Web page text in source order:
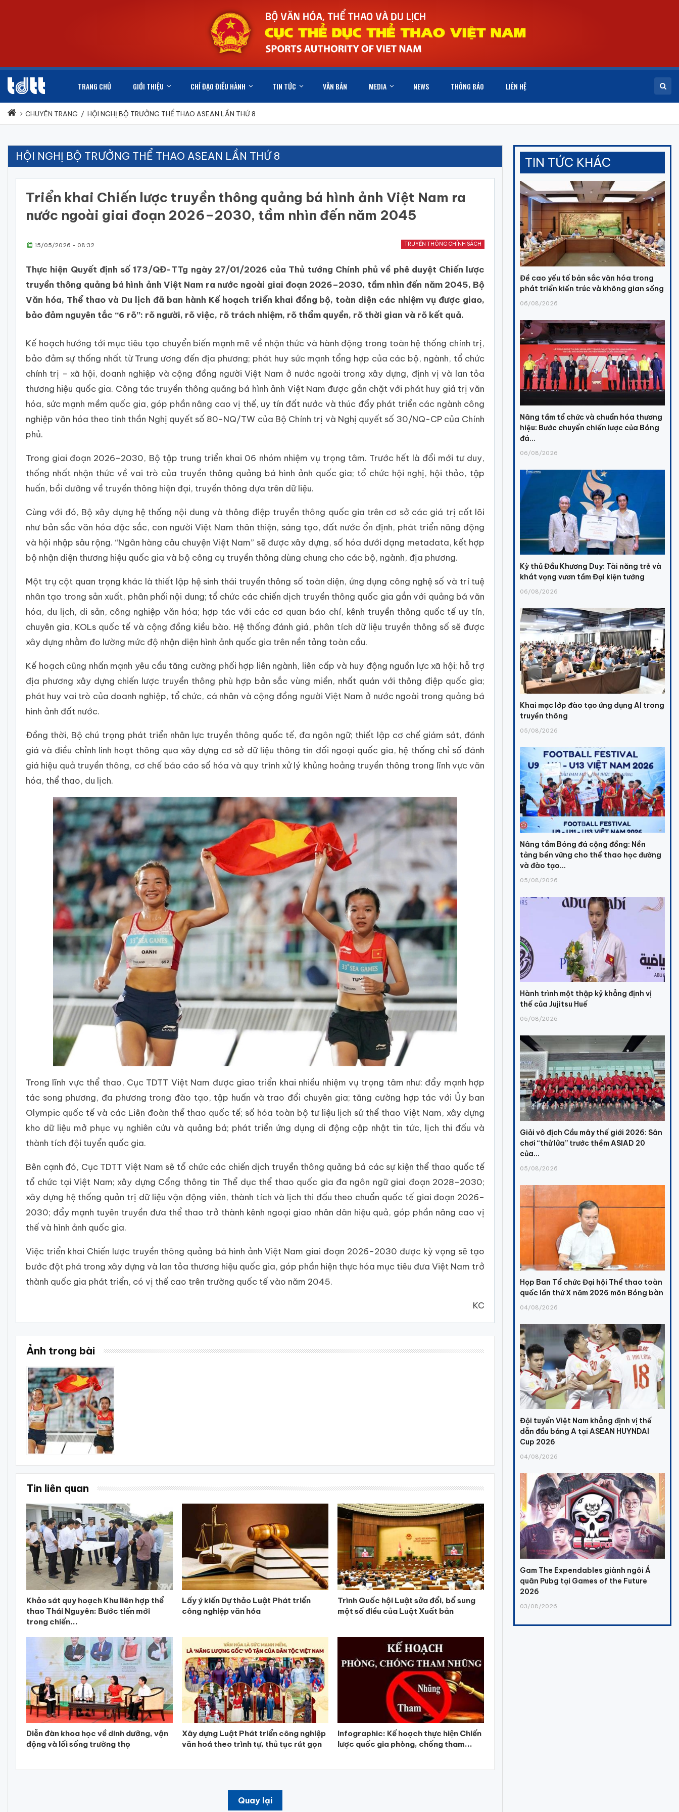
TRANG CHỦ GIỚI THIỆU CHỈ ĐẠO ĐIỀU HÀNH TIN TỨC VĂN BẢN MEDIA NEWS THÔNG BÁO LIÊN HỆ
CHUYÊN TRANG / HỘI NGHỊ BỘ TRƯỞNG THỂ THAO ASEAN LẦN THỨ 8
HỘI NGHỊ BỘ TRƯỞNG THỂ THAO ASEAN LẦN THỨ 8
Triển khai Chiến lược truyền thông quảng bá hình ảnh Việt Nam ra
nước ngoài giai đoạn 2026–2030, tầm nhìn đến năm 2045
TRUYỀN THÔNG CHÍNH SÁCH
15/05/2026 - 08:32
Thực hiện Quyết định số 173/QĐ-TTg ngày 27/01/2026 của Thủ tướng Chính phủ về phê duyệt Chiến lược
truyền thông quảng bá hình ảnh Việt Nam ra nước ngoài giai đoạn 2026–2030, tầm nhìn đến năm 2045, Bộ
Văn hóa, Thể thao và Du lịch đã ban hành Kế hoạch triển khai đồng bộ, toàn diện các nhiệm vụ được giao,
bảo đảm nguyên tắc “6 rõ”: rõ người, rõ việc, rõ trách nhiệm, rõ thẩm quyền, rõ thời gian và rõ kết quả.
Kế hoạch hướng tới mục tiêu tạo chuyển biến mạnh mẽ về nhận thức và hành động trong toàn hệ thống chính trị,
bảo đảm sự thống nhất từ Trung ương đến địa phương; phát huy sức mạnh tổng hợp của các bộ, ngành, tổ chức
chính trị – xã hội, doanh nghiệp và cộng đồng người Việt Nam ở nước ngoài trong xây dựng, định vị và lan tỏa
thương hiệu quốc gia. Công tác truyền thông quảng bá hình ảnh Việt Nam được gắn chặt với phát huy giá trị văn
hóa, sức mạnh mềm quốc gia, góp phần nâng cao vị thế, uy tín đất nước và thúc đẩy phát triển các ngành công
nghiệp văn hóa theo tinh thần Nghị quyết số 80-NQ/TW của Bộ Chính trị và Nghị quyết số 30/NQ-CP của Chính
phủ.
Trong giai đoạn 2026–2030, Bộ tập trung triển khai 06 nhóm nhiệm vụ trọng tâm. Trước hết là đổi mới tư duy,
thống nhất nhận thức về vai trò của truyền thông quảng bá hình ảnh quốc gia; tổ chức hội nghị, hội thảo, tập
huấn, bồi dưỡng về truyền thông hiện đại, truyền thông dựa trên dữ liệu.
Cùng với đó, Bộ xây dựng hệ thống nội dung và thông điệp truyền thông quốc gia trên cơ sở các giá trị cốt lõi
như bản sắc văn hóa đặc sắc, con người Việt Nam thân thiện, sáng tạo, đất nước ổn định, phát triển năng động
và hội nhập sâu rộng. “Ngân hàng câu chuyện Việt Nam” sẽ được xây dựng, số hóa dưới dạng metadata, kết hợp
bộ nhận diện thương hiệu quốc gia và bộ công cụ truyền thông dùng chung cho các bộ, ngành, địa phương.
Một trụ cột quan trọng khác là thiết lập hệ sinh thái truyền thông số toàn diện, ứng dụng công nghệ số và trí tuệ
nhân tạo trong sản xuất, phân phối nội dung; tổ chức các chiến dịch truyền thông quốc gia gắn với quảng bá văn
hóa, du lịch, di sản, công nghiệp văn hóa; hợp tác với các cơ quan báo chí, kênh truyền thông quốc tế uy tín,
chuyên gia, KOLs quốc tế và cộng đồng kiều bào. Hệ thống đánh giá, phân tích dữ liệu truyền thông số sẽ được
xây dựng nhằm đo lường mức độ nhận diện hình ảnh quốc gia trên nền tảng toàn cầu.
Kế hoạch cũng nhấn mạnh yêu cầu tăng cường phối hợp liên ngành, liên cấp và huy động nguồn lực xã hội; hỗ trợ
địa phương xây dựng chiến lược truyền thông phù hợp bản sắc vùng miền, nhất quán với thông điệp quốc gia;
phát huy vai trò của doanh nghiệp, tổ chức, cá nhân và cộng đồng người Việt Nam ở nước ngoài trong quảng bá
hình ảnh đất nước.
Đồng thời, Bộ chú trọng phát triển nhân lực truyền thông quốc tế, đa ngôn ngữ; thiết lập cơ chế giám sát, đánh
giá và điều chỉnh linh hoạt thông qua xây dựng cơ sở dữ liệu thông tin đối ngoại quốc gia, hệ thống chỉ số đánh
giá hiệu quả truyền thông, cơ chế báo cáo số hóa và quy trình xử lý khủng hoảng truyền thông trong lĩnh vực văn
hóa, thể thao, du lịch.
Trong lĩnh vực thể thao, Cục TDTT Việt Nam được giao triển khai nhiều nhiệm vụ trọng tâm như: đẩy mạnh hợp
tác song phương, đa phương trong đào tạo, tập huấn và trao đổi chuyên gia; tăng cường hợp tác với Ủy ban
Olympic quốc tế và các Liên đoàn thể thao quốc tế; số hóa toàn bộ tư liệu lịch sử thể thao Việt Nam, xây dựng
kho dữ liệu mở phục vụ nghiên cứu và quảng bá; phát triển ứng dụng di động cập nhật tin tức, lịch thi đấu và
thành tích đội tuyển quốc gia.
Bên cạnh đó, Cục TDTT Việt Nam sẽ tổ chức các chiến dịch truyền thông quảng bá các sự kiện thể thao quốc tế
tổ chức tại Việt Nam; xây dựng Cổng thông tin Thể dục thể thao quốc gia đa ngôn ngữ giai đoạn 2028–2030;
xây dựng hệ thống quản trị dữ liệu vận động viên, thành tích và lịch thi đấu theo chuẩn quốc tế giai đoạn 2026–
2030; đẩy mạnh tuyên truyền đưa thể thao trở thành kênh ngoại giao nhân dân hiệu quả, góp phần nâng cao vị
thế và hình ảnh quốc gia.
Việc triển khai Chiến lược truyền thông quảng bá hình ảnh Việt Nam giai đoạn 2026–2030 được kỳ vọng sẽ tạo
bước đột phá trong xây dựng và lan tỏa thương hiệu quốc gia, góp phần hiện thực hóa mục tiêu đưa Việt Nam trở
thành quốc gia phát triển, có vị thế cao trên trường quốc tế vào năm 2045.
KC
Ảnh trong bài
Tin liên quan
Khảo sát quy hoạch Khu liên hợp thể
thao Thái Nguyên: Bước tiến mới
trong chiến...
Lấy ý kiến Dự thảo Luật Phát triển
công nghiệp văn hóa
Trình Quốc hội Luật sửa đổi, bổ sung
một số điều của Luật Xuất bản
Diễn đàn khoa học về dinh dưỡng, vận
động và lối sống trường thọ
Xây dựng Luật Phát triển công nghiệp
văn hoá theo trình tự, thủ tục rút gọn
Infographic: Kế hoạch thực hiện Chiến
lược quốc gia phòng, chống tham...
Quay lại
TIN TỨC KHÁC
Đề cao yếu tố bản sắc văn hóa trong
phát triển kiến trúc và không gian sống
06/08/2026
Nâng tầm tổ chức và chuẩn hóa thương
hiệu: Bước chuyển chiến lược của Bóng
đá...
06/08/2026
Kỳ thủ Đầu Khương Duy: Tài năng trẻ và
khát vọng vươn tầm Đại kiện tướng
06/08/2026
Khai mạc lớp đào tạo ứng dụng AI trong
truyền thông
05/08/2026
Nâng tầm Bóng đá cộng đồng: Nền
tảng bền vững cho thể thao học đường
và đào tạo...
05/08/2026
Hành trình một thập kỷ khẳng định vị
thế của Jujitsu Huế
05/08/2026
Giải vô địch Cầu mây thế giới 2026: Sân
chơi “thử lửa” trước thềm ASIAD 20
của...
05/08/2026
Họp Ban Tổ chức Đại hội Thể thao toàn
quốc lần thứ X năm 2026 môn Bóng bàn
04/08/2026
Đội tuyển Việt Nam khẳng định vị thế
dẫn đầu bảng A tại ASEAN HUYNDAI
Cup 2026
04/08/2026
Gam The Expendables giành ngôi Á
quân Pubg tại Games of the Future
2026
03/08/2026